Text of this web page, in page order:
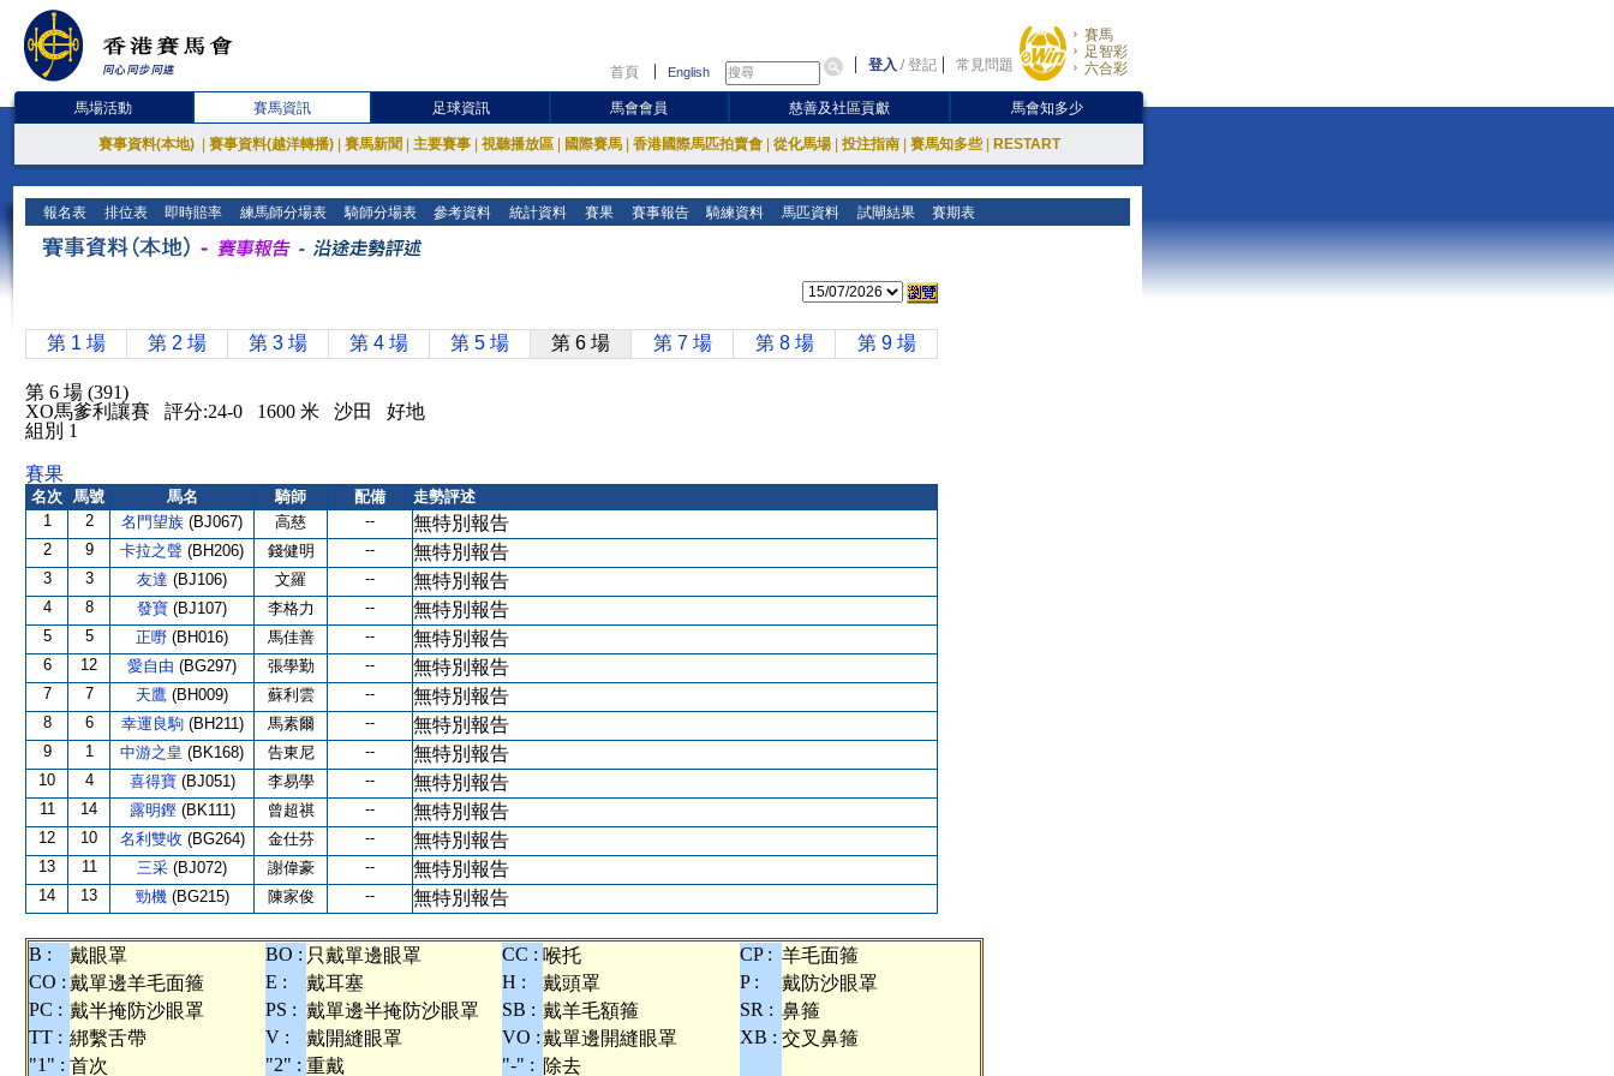
首頁 English 登入 /登記 常見問題
賽馬
足智彩
六合彩
馬場活動 賽馬資訊 足球資訊 馬會會員 慈善及社區貢獻 馬會知多少
賽事資料(本地) 賽事資料(越洋轉播) 賽馬新聞 主要賽事 視聽播放區 國際賽馬 香港國際馬匹拍賣會 從化馬場 投注指南 賽馬知多些 RESTART
報名表 排位表 即時賠率 練馬師分場表 騎師分場表 參考資料 統計資料 賽果 賽事報告 騎練資料 馬匹資料 試閘結果 賽期表
第 1 場 第 2 場 第 3 場 第 4 場 第 5 場 第 6 場 第 7 場 第 8 場 第 9 場
第 6 場 (391)
XO馬爹利讓賽 評分:24-0 1600 米 沙田 好地
組別 1
賽果
名次 馬號 馬名 騎師 配備
走勢評述
1
2 名門望族 (BJ067) 高慈 -- 無特別報告
2 9 卡拉之聲 (BH206) 錢健明 -- 無特別報告
3 3 友達 (BJ106) 文羅 -- 無特別報告
4 8 發寶 (BJ107) 李格力 -- 無特別報告
5 5 正嘢 (BH016) 馬佳善 -- 無特別報告
6 12 愛自由 (BG297) 張學勤 -- 無特別報告
7 7 天鷹 (BH009) 蘇利雲 -- 無特別報告
8 6 幸運良駒 (BH211) 馬素爾 -- 無特別報告
9 1 中游之皇 (BK168) 告東尼 -- 無特別報告
10 4 喜得寶 (BJ051) 李易學 -- 無特別報告
11 14 露明鏗 (BK111) 曾超祺 -- 無特別報告
12 10 名利雙收 (BG264) 金仕芬 -- 無特別報告
13 11 三采 (BJ072) 謝偉豪 -- 無特別報告
14 13 勁機 (BG215) 陳家俊 -- 無特別報告
B : 戴眼罩 BO : 只戴單邊眼罩 CC : 喉托 CP : 羊毛面箍
CO : 戴單邊羊毛面箍 E : 戴耳塞 H : 戴頭罩 P :
戴防沙眼罩
PC : 戴半掩防沙眼罩 PS : 戴單邊半掩防沙眼罩 SB : 戴羊毛額箍 SR : 鼻箍
TT : 綁繫舌帶 V : 戴開縫眼罩 VO :戴單邊開縫眼罩 XB : 交叉鼻箍
"1" : 首次 "2" : 重戴 "-" : 除去